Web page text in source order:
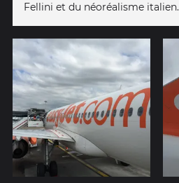
Fellini et du néoréalisme italien.